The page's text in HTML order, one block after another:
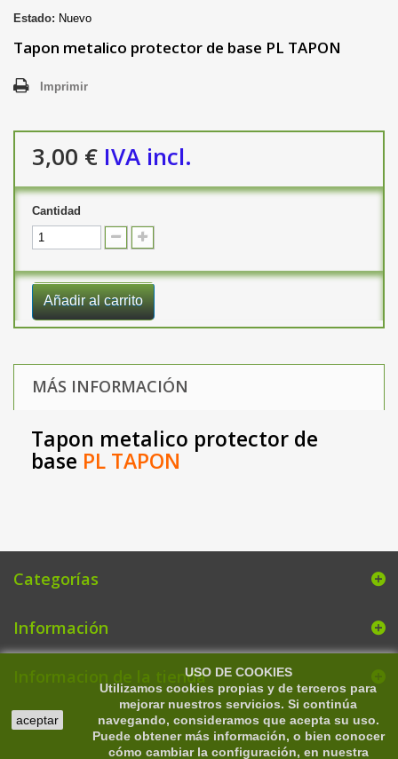
Estado: Nuevo
Tapon metalico protector de base PL TAPON
Imprimir
3,00 € IVA incl.
Cantidad
Añadir al carrito
MÁS INFORMACIÓN
Tapon metalico protector de
base PL TAPON
Categorías
Información
Informacion de la tienda
aceptar
USO DE COOKIES
Utilizamos cookies propias y de terceros para
mejorar nuestros servicios. Si continúa
navegando, consideramos que acepta su uso.
Puede obtener más información, o bien conocer
cómo cambiar la configuración, en nuestra